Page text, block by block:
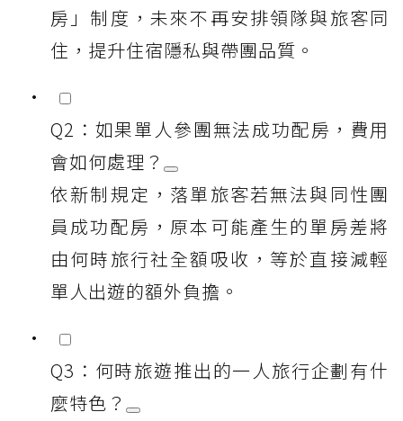
房」制度，未來不再安排領隊與旅客同
住，提升住宿隱私與帶團品質。
Q2：如果單人參團無法成功配房，費用
會如何處理？
依新制規定，落單旅客若無法與同性團
員成功配房，原本可能產生的單房差將
由何時旅行社全額吸收，等於直接減輕
單人出遊的額外負擔。
Q3：何時旅遊推出的一人旅行企劃有什
麼特色？